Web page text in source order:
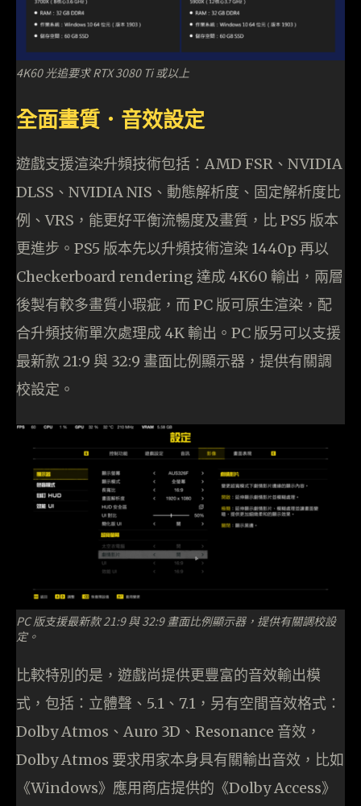
4K60 光追要求 RTX 3080 Ti 或以上
全面畫質．音效設定
遊戲支援渲染升頻技術包括：AMD FSR、NVIDIA
DLSS、NVIDIA NIS、動態解析度、固定解析度比
例、VRS，能更好平衡流暢度及畫質，比 PS5 版本
更進步。PS5 版本先以升頻技術渲染 1440p 再以
Checkerboard rendering 達成 4K60 輸出，兩層
後製有較多畫質小瑕疵，而 PC 版可原生渲染，配
合升頻技術單次處理成 4K 輸出。PC 版另可以支援
最新款 21:9 與 32:9 畫面比例顯示器，提供有關調
校設定。
PC 版支援最新款 21:9 與 32:9 畫面比例顯示器，提供有關調校設
定。
比較特別的是，遊戲尚提供更豐富的音效輸出模
式，包括：立體聲、5.1、7.1，另有空間音效格式：
Dolby Atmos、Auro 3D、Resonance 音效，
Dolby Atmos 要求用家本身具有關輸出音效，比如
《Windows》應用商店提供的《Dolby Access》